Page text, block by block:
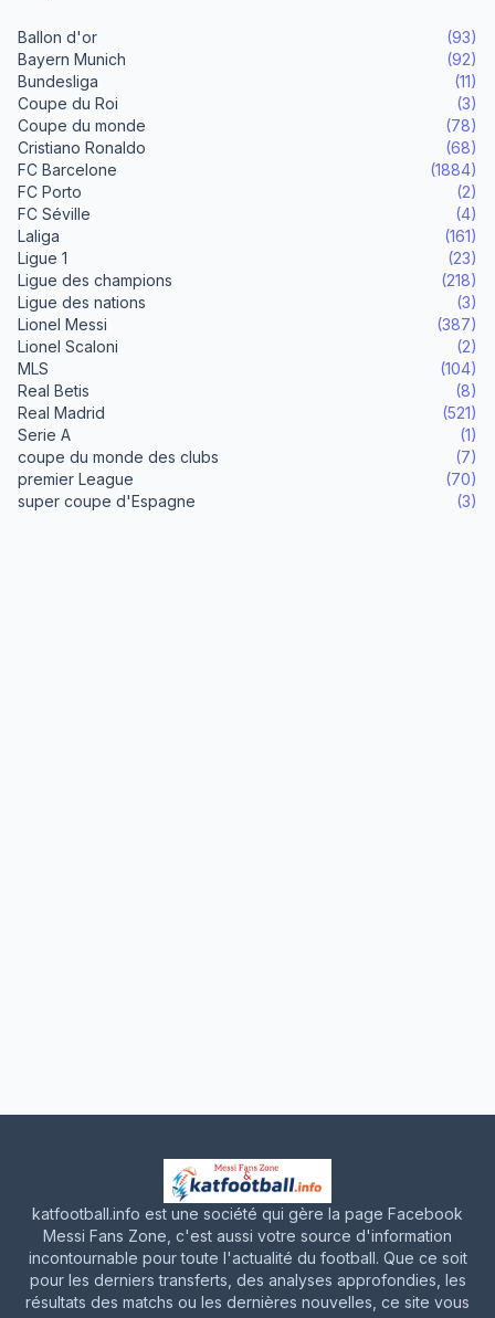
Ballon d'or
(93)
Bayern Munich
(92)
Bundesliga
(11)
Coupe du Roi
(3)
Coupe du monde
(78)
Cristiano Ronaldo
(68)
FC Barcelone
(1884)
FC Porto
(2)
FC Séville
(4)
Laliga
(161)
Ligue 1
(23)
Ligue des champions
(218)
Ligue des nations
(3)
Lionel Messi
(387)
Lionel Scaloni
(2)
MLS
(104)
Real Betis
(8)
Real Madrid
(521)
Serie A
(1)
coupe du monde des clubs
(7)
premier League
(70)
super coupe d'Espagne
(3)
katfootball.info est une société qui gère la page Facebook
Messi Fans Zone, c'est aussi votre source d'information
incontournable pour toute l'actualité du football. Que ce soit
pour les derniers transferts, des analyses approfondies, les
résultats des matchs ou les dernières nouvelles, ce site vous